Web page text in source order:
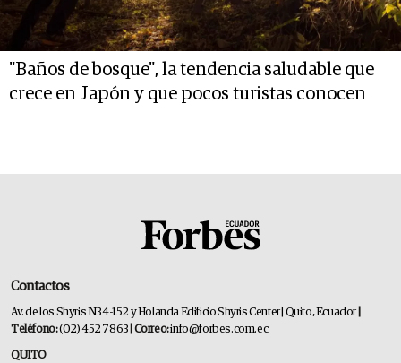
"Baños de bosque", la tendencia saludable que
crece en Japón y que pocos turistas conocen
Contactos
Av. de los Shyris N34-152 y Holanda Edificio Shyris Center | Quito, Ecuador
Teléfono:(02) 452 7863 | Correo:info@forbes.com.ec
QUITO